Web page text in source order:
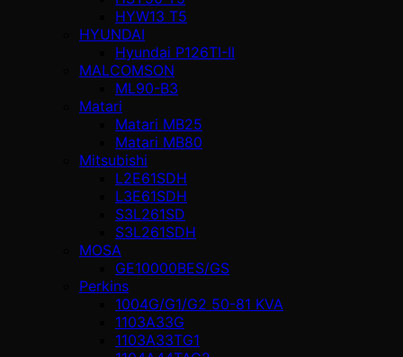
HYW13 T5
HYUNDAI
Hyundai P126TI-II
MALCOMSON
ML90-B3
Matari
Matari MB25
Matari MB80
Mitsubishi
L2E61SDH
L3E61SDH
S3L261SD
S3L261SDH
MOSA
GE10000BES/GS
Perkins
1004G/G1/G2 50-81 KVA
1103A33G
1103A33TG1